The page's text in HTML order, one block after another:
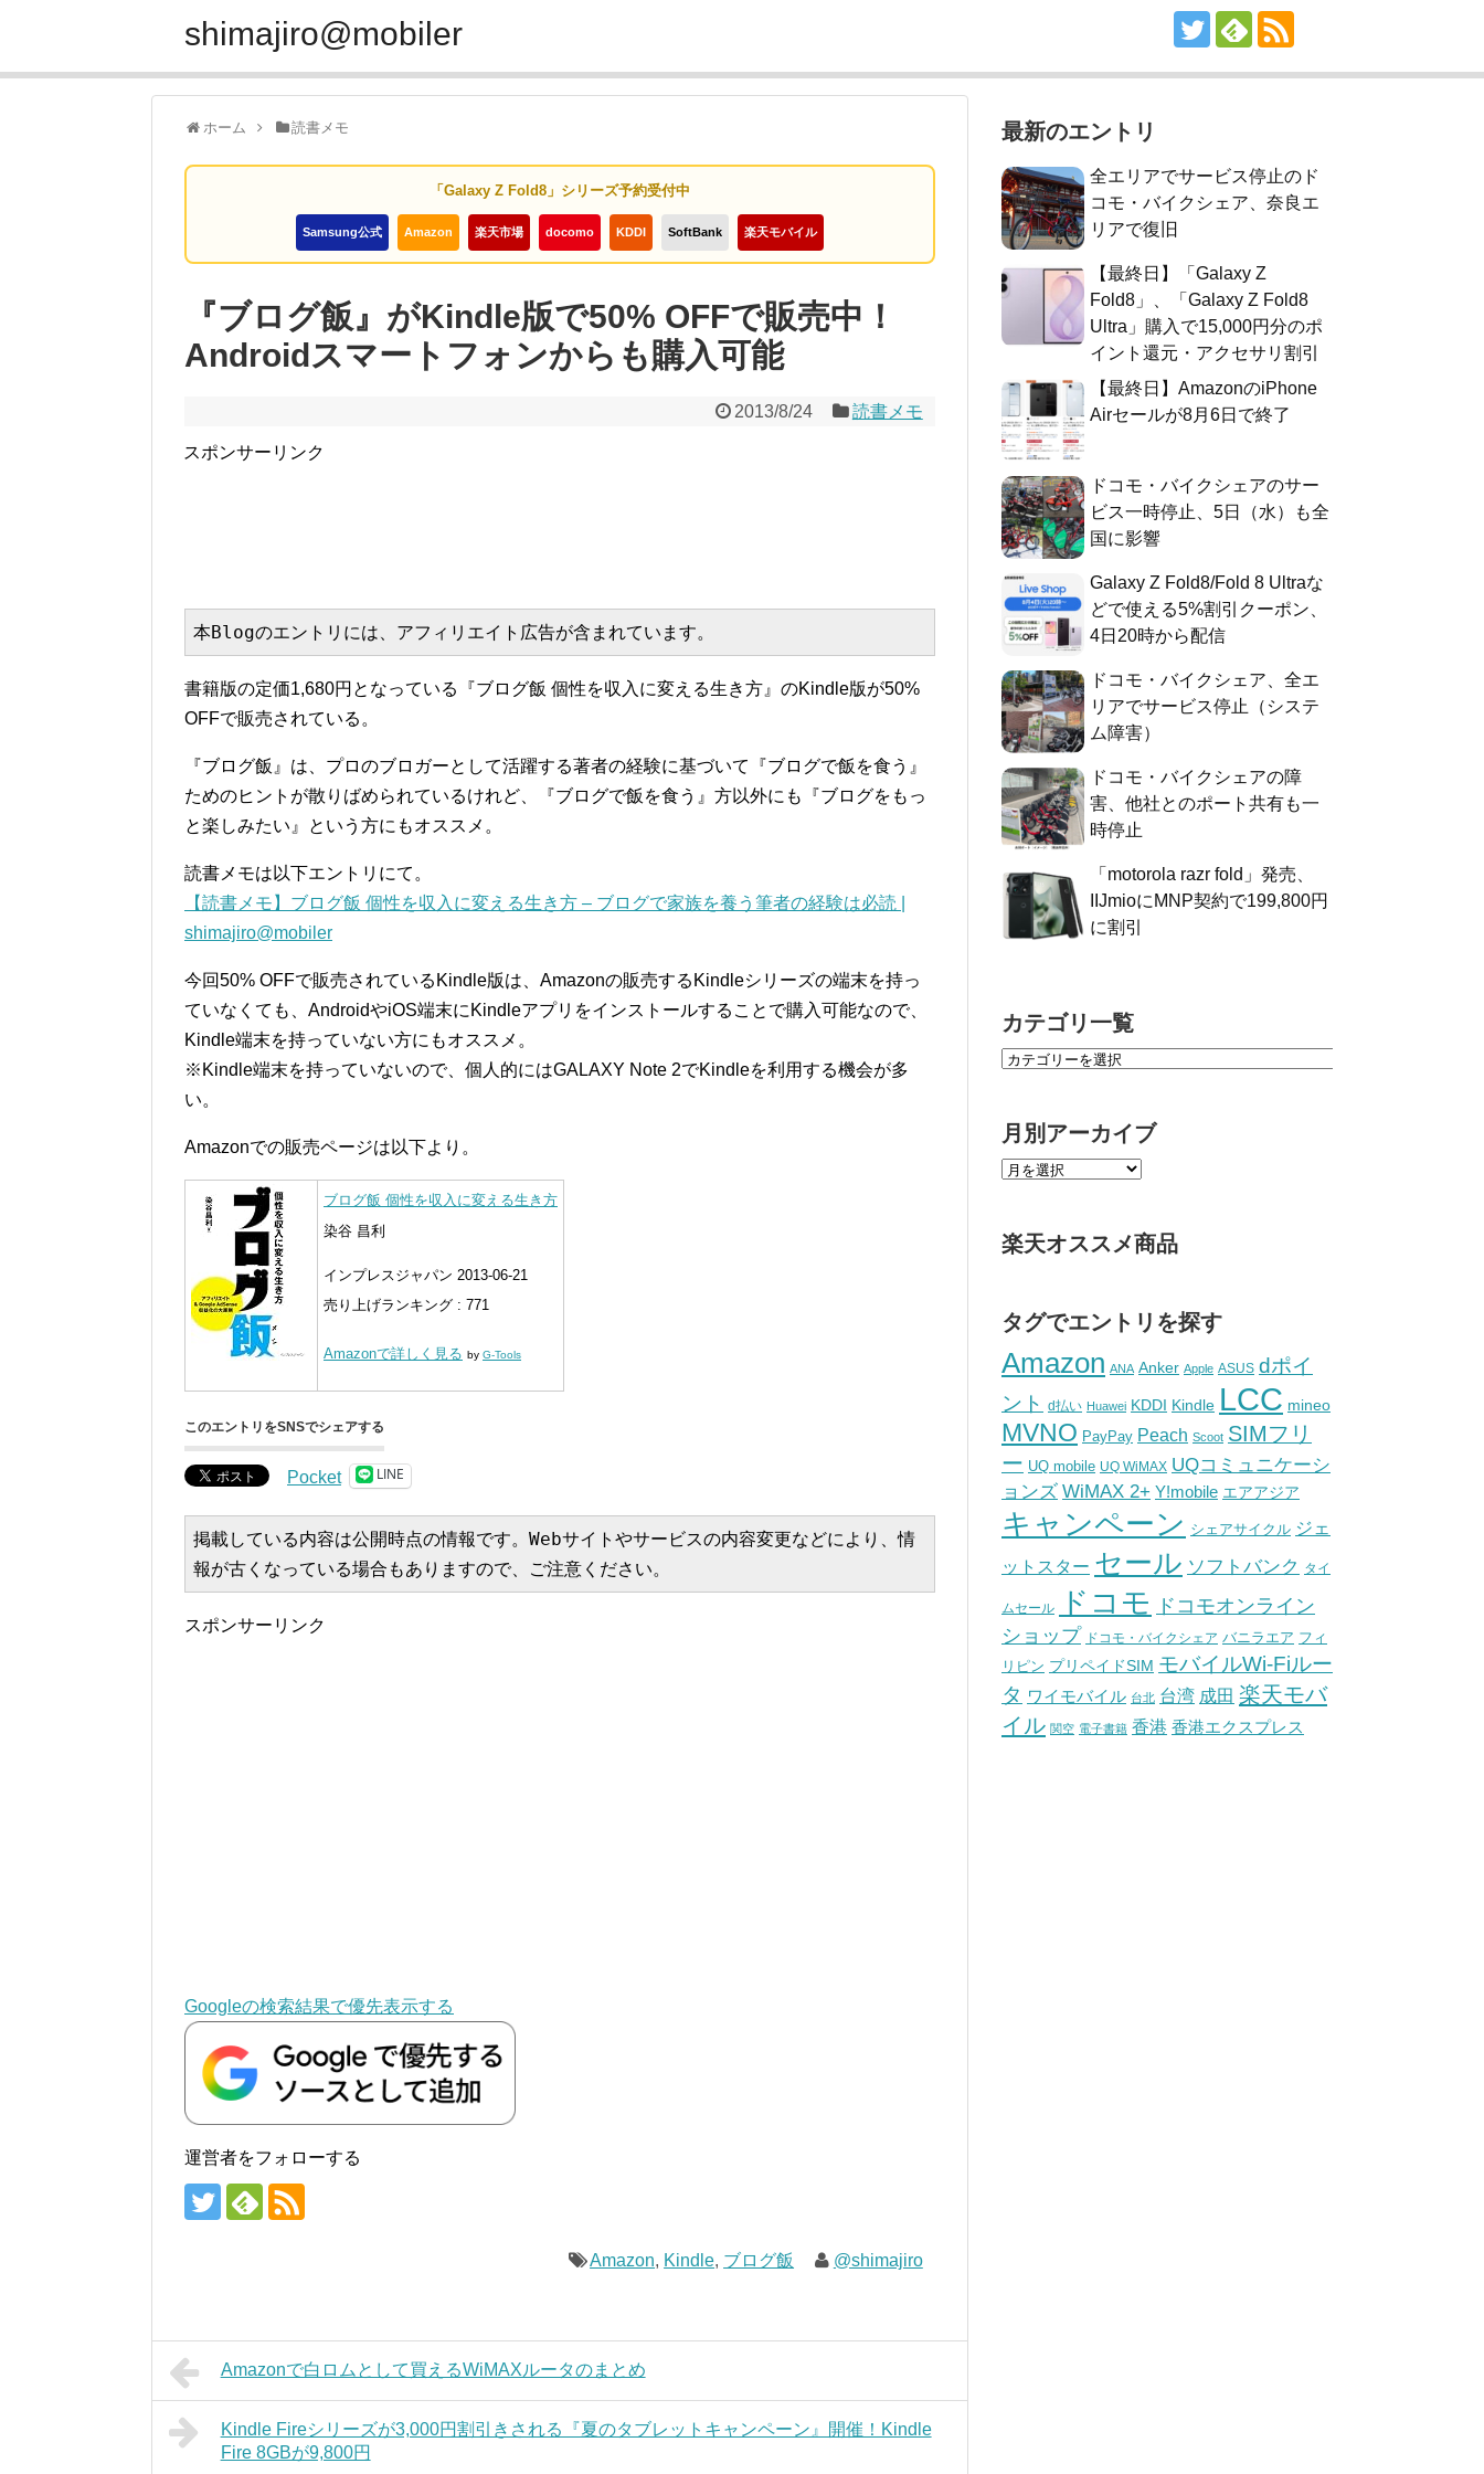
shimajiro@mobiler
ホーム 読書メモ
「Galaxy Z Fold8」シリーズ予約受付中
Samsung公式 Amazon 楽天市場 docomo KDDI SoftBank 楽天モバイル
『ブログ飯』がKindle版で50% OFFで販売中！
Androidスマートフォンからも購入可能
2013/8/24 読書メモ
スポンサーリンク
本Blogのエントリには、アフィリエイト広告が含まれています。
書籍版の定価1,680円となっている『ブログ飯 個性を収入に変える生き方』のKindle版が50%
OFFで販売されている。
『ブログ飯』は、プロのブロガーとして活躍する著者の経験に基づいて『ブログで飯を食う』
ためのヒントが散りばめられているけれど、『ブログで飯を食う』方以外にも『ブログをもっ
と楽しみたい』という方にもオススメ。
読書メモは以下エントリにて。
【読書メモ】ブログ飯 個性を収入に変える生き方 – ブログで家族を養う筆者の経験は必読 |
shimajiro@mobiler
今回50% OFFで販売されているKindle版は、Amazonの販売するKindleシリーズの端末を持っ
ていなくても、AndroidやiOS端末にKindleアプリをインストールすることで購入可能なので、
Kindle端末を持っていない方にもオススメ。
※Kindle端末を持っていないので、個人的にはGALAXY Note 2でKindleを利用する機会が多
い。
Amazonでの販売ページは以下より。
ブログ飯 個性を収入に変える生き方
染谷 昌利
インプレスジャパン 2013-06-21
売り上げランキング : 771
Amazonで詳しく見る by G-Tools
このエントリをSNSでシェアする
Pocket LINE
掲載している内容は公開時点の情報です。Webサイトやサービスの内容変更などにより、情
報が古くなっている場合もありますので、ご注意ください。
スポンサーリンク
Googleの検索結果で優先表示する
運営者をフォローする
Amazon, Kindle, ブログ飯 @shimajiro
Amazonで白ロムとして買えるWiMAXルータのまとめ
Kindle Fireシリーズが3,000円割引きされる『夏のタブレットキャンペーン』開催！Kindle
Fire 8GBが9,800円
最新のエントリ
全エリアでサービス停止のド
コモ・バイクシェア、奈良エ
リアで復旧
【最終日】「Galaxy Z
Fold8」、「Galaxy Z Fold8
Ultra」購入で15,000円分のポ
イント還元・アクセサリ割引
【最終日】AmazonのiPhone
Airセールが8月6日で終了
ドコモ・バイクシェアのサー
ビス一時停止、5日（水）も全
国に影響
Galaxy Z Fold8/Fold 8 Ultraな
どで使える5%割引クーポン、
4日20時から配信
ドコモ・バイクシェア、全エ
リアでサービス停止（システ
ム障害）
ドコモ・バイクシェアの障
害、他社とのポート共有も一
時停止
「motorola razr fold」発売、
IIJmioにMNP契約で199,800円
に割引
カテゴリ一覧
月別アーカイブ
楽天オススメ商品
タグでエントリを探す
Amazon ANA Anker Apple ASUS dポイ
ント
d払い Huawei KDDI Kindle LCC mineo
MVNO PayPay Peach Scoot SIMフリ
ー UQ mobile UQ WiMAX UQコミュニケーシ
ョンズ WiMAX 2+ Y!mobile エアアジア
キャンペーン シェアサイクル ジェ
ットスター セール ソフトバンク タイ
ムセール ドコモ
ドコモオンライン
ショップ ドコモ・バイクシェア バニラエア フィ
リピン プリペイドSIM モバイルWi-Fiルー
タ ワイモバイル 台北 台湾 成田 楽天モバ
イル 関空 電子書籍 香港 香港エクスプレス